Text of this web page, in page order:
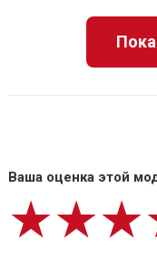
Ваша оценка этой